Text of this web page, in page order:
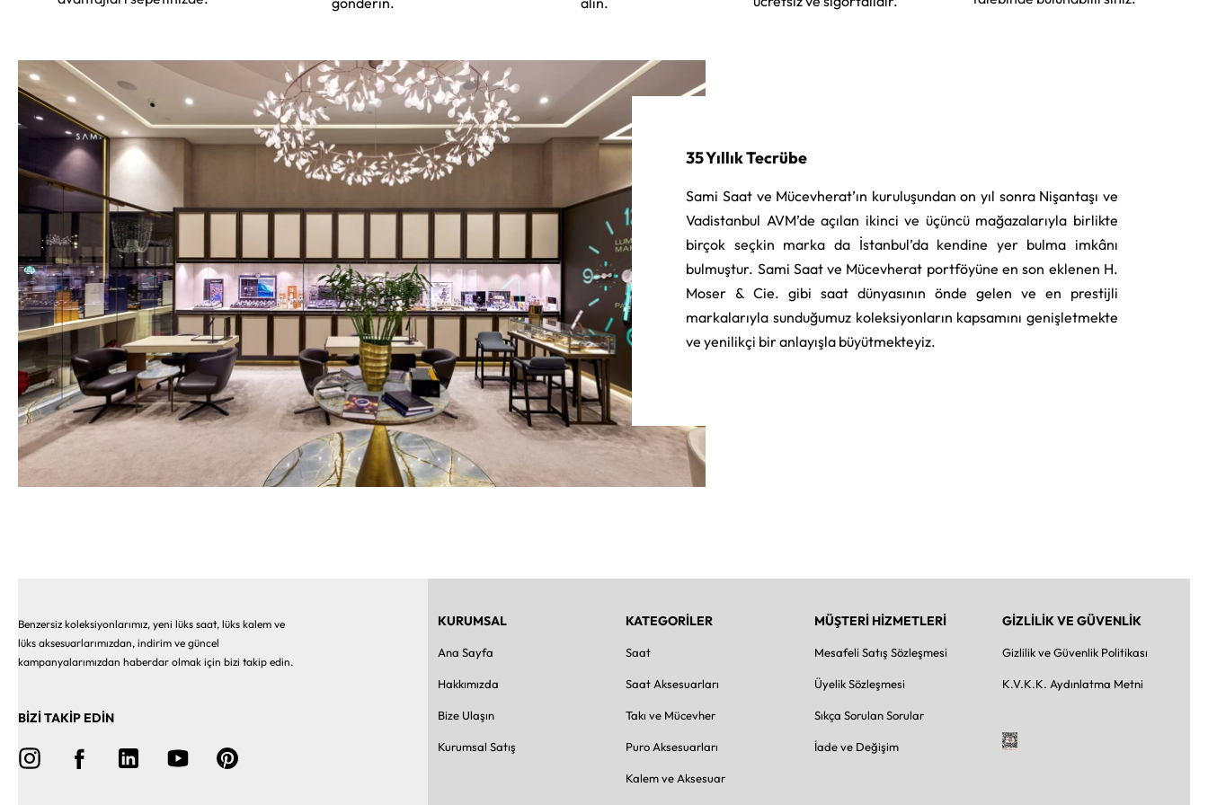
35 Yıllık Tecrübe
Sami Saat ve Mücevherat’ın kuruluşundan on yıl sonra Nişantaşı ve
Vadistanbul AVM’de açılan ikinci ve üçüncü mağazalarıyla birlikte
birçok seçkin marka da İstanbul’da kendine yer bulma imkânı
bulmuştur. Sami Saat ve Mücevherat portföyüne en son eklenen H.
Moser & Cie. gibi saat dünyasının önde gelen ve en prestijli
markalarıyla sunduğumuz koleksiyonların kapsamını genişletmekte
ve yenilikçi bir anlayışla büyütmekteyiz.
Benzersiz koleksiyonlarımız, yeni lüks saat, lüks kalem ve
lüks aksesuarlarımızdan, indirim ve güncel
kampanyalarımızdan haberdar olmak için bizi takip edin.
BİZİ TAKİP EDİN
KURUMSAL
Ana Sayfa
Hakkımızda
Bize Ulaşın
Kurumsal Satış
KATEGORİLER
Saat
Saat Aksesuarları
Takı ve Mücevher
Puro Aksesuarları
Kalem ve Aksesuar
MÜŞTERİ HİZMETLERİ
Mesafeli Satış Sözleşmesi
Üyelik Sözleşmesi
Sıkça Sorulan Sorular
İade ve Değişim
GİZLİLİK VE GÜVENLİK
Gizlilik ve Güvenlik Politikası
K.V.K.K. Aydınlatma Metni